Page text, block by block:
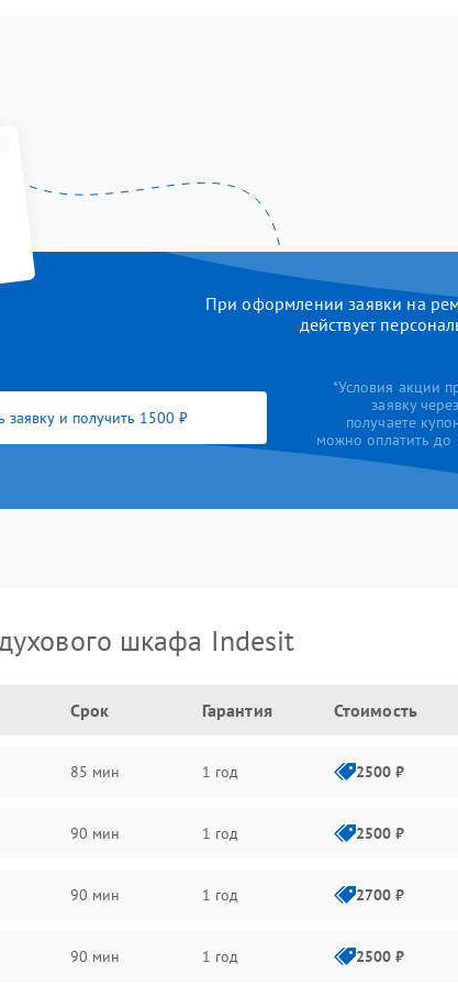
При оформлении заявки на
действует
заявку и получить 1500 ₽
*Условия акции
заявку
получаете
можно оплатить до
шкафа Indesit
Срок Гарантия Стоимость
85 мин 1 год 2500 ₽
90 мин 1 год 2500 ₽
90 мин 1 год 2700 ₽
90 мин 1 год 2500 ₽